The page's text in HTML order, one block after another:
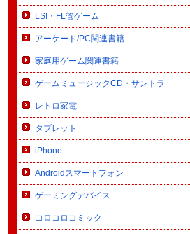
LSI・FL管ゲーム
アーケード/PC関連書籍
家庭用ゲーム関連書籍
ゲームミュージックCD・サントラ
レトロ家電
タブレット
iPhone
Androidスマートフォン
ゲーミングデバイス
コロコロコミック